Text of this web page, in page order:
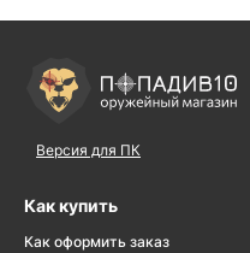
Версия для ПК
Как купить
Как оформить заказ